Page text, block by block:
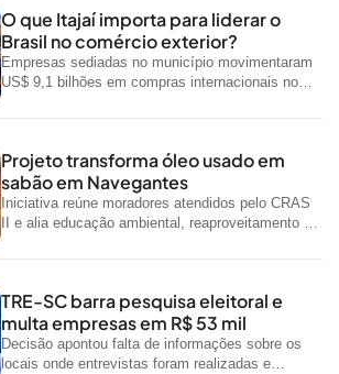
O que Itajaí importa para liderar o
Brasil no comércio exterior?
Empresas sediadas no município movimentaram
US$ 9,1 bilhões em compras internacionais no
Projeto transforma óleo usado em
sabão em Navegantes
Iniciativa reúne moradores atendidos pelo CRAS
II e alia educação ambiental, reaproveitamento de
TRE-SC barra pesquisa eleitoral e
multa empresas em R$ 53 mil
Decisão apontou falta de informações sobre os
locais onde entrevistas foram realizadas e